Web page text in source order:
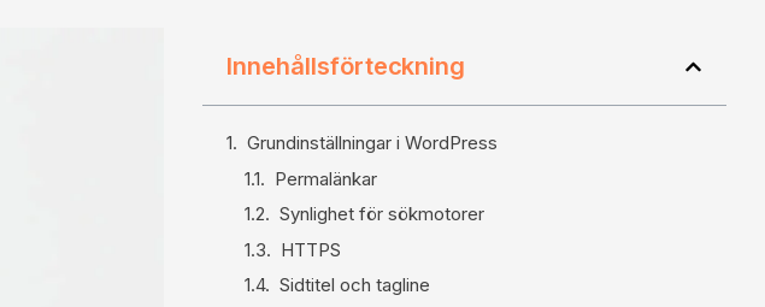
Innehållsförteckning
Grundinställningar i WordPress
Permalänkar
Synlighet för sökmotorer
HTTPS
Sidtitel och tagline